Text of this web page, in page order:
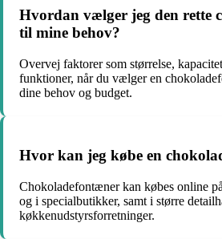
Hvordan vælger jeg den rette
til mine behov?
Overvej faktorer som størrelse,
funktioner, når du vælger en
dine behov og budget.
Hvor kan jeg købe en
Chokoladefontæner kan købes online
og i specialbutikker, samt i større
køkkenudstyrsforretninger.